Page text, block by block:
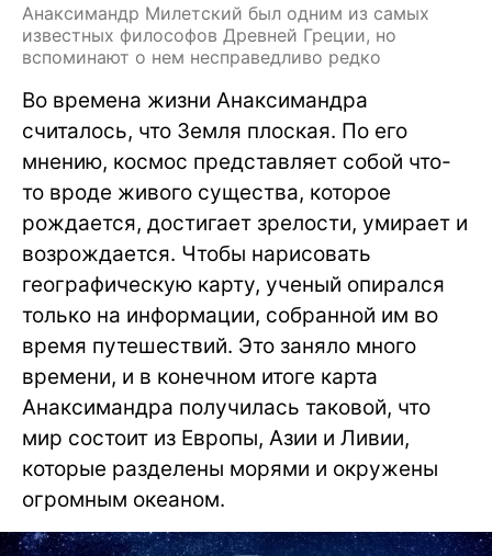
Анаксимандр Милетский был одним из самых
известных философов Древней Греции, но
вспоминают о нем несправедливо редко
Во времена жизни Анаксимандра
считалось, что Земля плоская. По его
мнению, космос представляет собой что-
то вроде живого существа, которое
рождается, достигает зрелости, умирает и
возрождается. Чтобы нарисовать
географическую карту, ученый опирался
только на информации, собранной им во
время путешествий. Это заняло много
времени, и в конечном итоге карта
Анаксимандра получилась таковой, что
мир состоит из Европы, Азии и Ливии,
которые разделены морями и окружены
огромным океаном.